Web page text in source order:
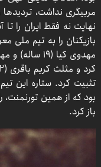
مربیگری نداشت،
نهایت نه فقط ایران را
بازیکنان را به تیم ملی
بود که از همین
باز کرد.